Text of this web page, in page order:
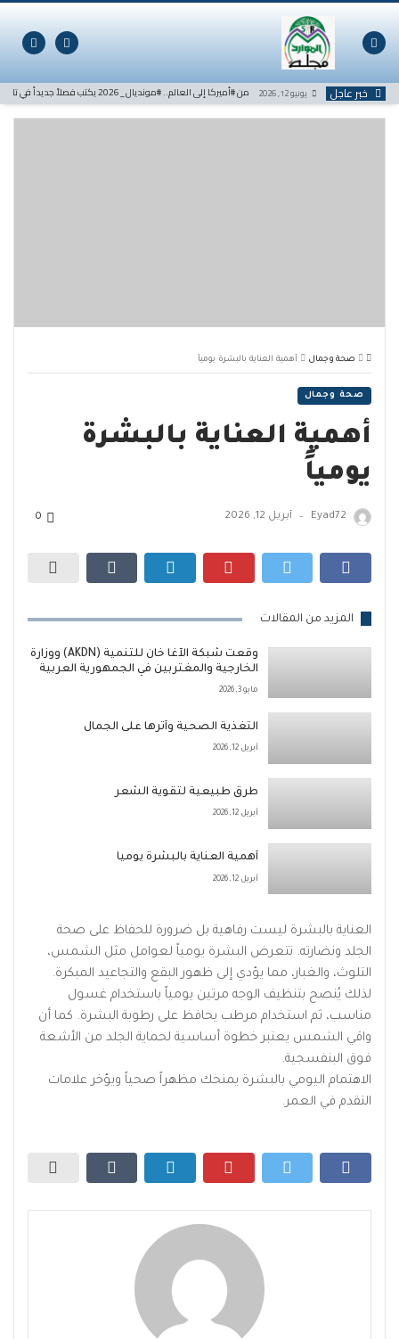
التخطي
المحتوى
خبر عاجل يونيو 12, 2026 من #أميركا إلى العالم.. #مونديال_2026 يكتب فصلاً جديداً في تاريخ كرة القدم
صحة وجمال أهمية العناية بالبشرة يومياً
صحة وجمال
أهمية العناية بالبشرة
يومياً
Eyad72
— أبريل 12, 2026 0
المزيد من المقالات
وقّعت شبكة الآغا خان للتنمية (AKDN) ووزارة
الخارجية والمغتربين في الجمهورية العربية
السورية
مايو 3, 2026
التغذية الصحية وأثرها على الجمال
أبريل 12, 2026
طرق طبيعية لتقوية الشعر
أبريل 12, 2026
أهمية العناية بالبشرة يومياً
أبريل 12, 2026
العناية بالبشرة ليست رفاهية بل ضرورة للحفاظ على صحة
الجلد ونضارته. تتعرض البشرة يومياً لعوامل مثل الشمس،
التلوث، والغبار، مما يؤدي إلى ظهور البقع والتجاعيد المبكرة.
لذلك يُنصح بتنظيف الوجه مرتين يومياً باستخدام غسول
مناسب، ثم استخدام مرطب يحافظ على رطوبة البشرة. كما أن
واقي الشمس يعتبر خطوة أساسية لحماية الجلد من الأشعة
فوق البنفسجية.
الاهتمام اليومي بالبشرة يمنحك مظهراً صحياً ويؤخر علامات
التقدم في العمر.